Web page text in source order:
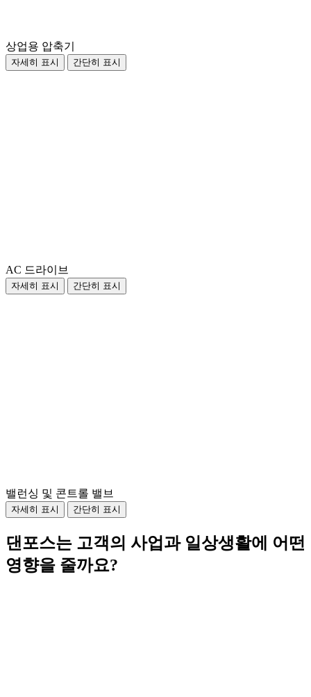
상업용 압축기
자세히 표시 간단히 표시
AC 드라이브
자세히 표시 간단히 표시
밸런싱 및 콘트롤 밸브
자세히 표시 간단히 표시
댄포스는 고객의 사업과 일상생활에 어떤
영향을 줄까요?